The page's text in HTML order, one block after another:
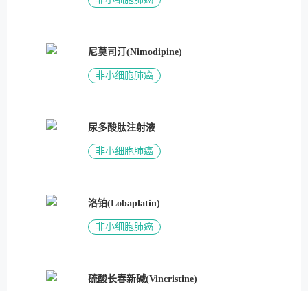
尼莫司汀(Nimodipine)
非小细胞肺癌
尿多酸肽注射液
非小细胞肺癌
洛铂(Lobaplatin)
非小细胞肺癌
硫酸长春新碱(Vincristine)